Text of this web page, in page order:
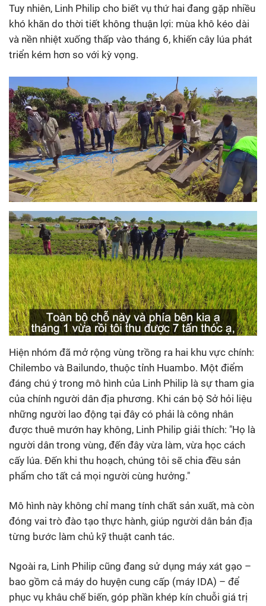
Tuy nhiên, Linh Philip cho biết vụ thứ hai đang gặp nhiều
khó khăn do thời tiết không thuận lợi: mùa khô kéo dài
và nền nhiệt xuống thấp vào tháng 6, khiến cây lúa phát
triển kém hơn so với kỳ vọng.
Hiện nhóm đã mở rộng vùng trồng ra hai khu vực chính:
Chilembo và Bailundo, thuộc tỉnh Huambo. Một điểm
đáng chú ý trong mô hình của Linh Philip là sự tham gia
của chính người dân địa phương. Khi cán bộ Sở hỏi liệu
những người lao động tại đây có phải là công nhân
được thuê mướn hay không, Linh Philip giải thích: "Họ là
người dân trong vùng, đến đây vừa làm, vừa học cách
cấy lúa. Đến khi thu hoạch, chúng tôi sẽ chia đều sản
phẩm cho tất cả mọi người cùng hưởng."
Mô hình này không chỉ mang tính chất sản xuất, mà còn
đóng vai trò đào tạo thực hành, giúp người dân bản địa
từng bước làm chủ kỹ thuật canh tác.
Ngoài ra, Linh Philip cũng đang sử dụng máy xát gạo –
bao gồm cả máy do huyện cung cấp (máy IDA) – để
phục vụ khâu chế biến, góp phần khép kín chuỗi giá trị